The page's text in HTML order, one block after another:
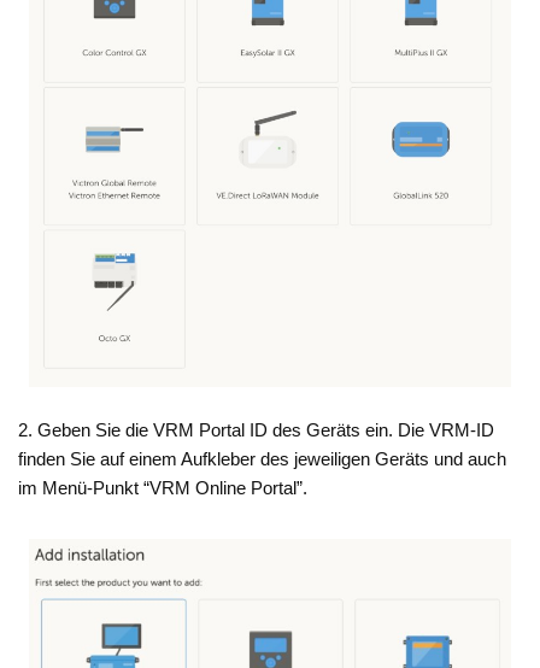
2. Geben Sie die VRM Portal ID des Geräts ein. Die VRM-ID
finden Sie auf einem Aufkleber des jeweiligen Geräts und auch
im Menü-Punkt “VRM Online Portal”.